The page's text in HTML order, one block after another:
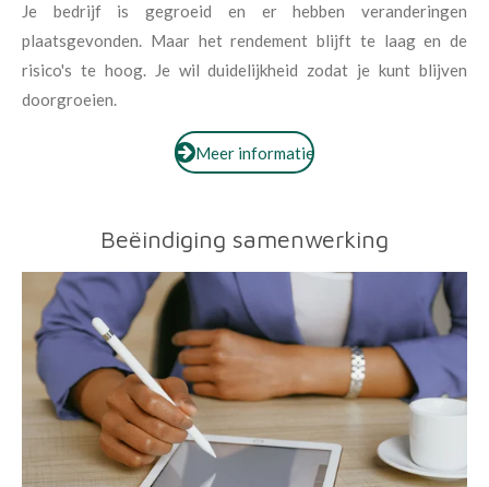
Je bedrijf is gegroeid en er hebben veranderingen
plaatsgevonden. Maar het rendement blijft te laag en de
risico's te hoog. Je wil duidelijkheid zodat je kunt blijven
doorgroeien.
Meer informatie
Beëindiging samenwerking